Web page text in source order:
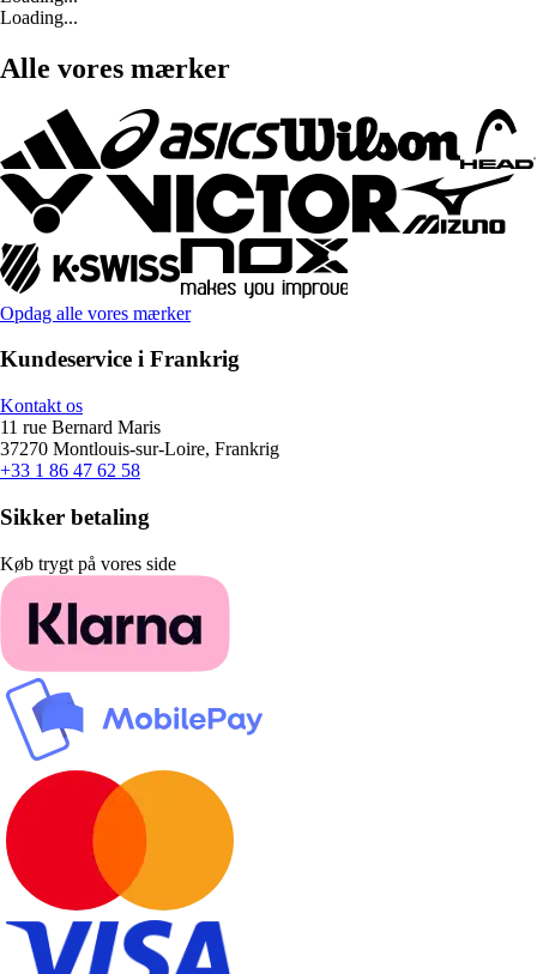
Loading...
Alle vores mærker
Opdag alle vores mærker
Kundeservice i Frankrig
Kontakt os
11 rue Bernard Maris
37270 Montlouis-sur-Loire, Frankrig
+33 1 86 47 62 58
Sikker betaling
Køb trygt på vores side